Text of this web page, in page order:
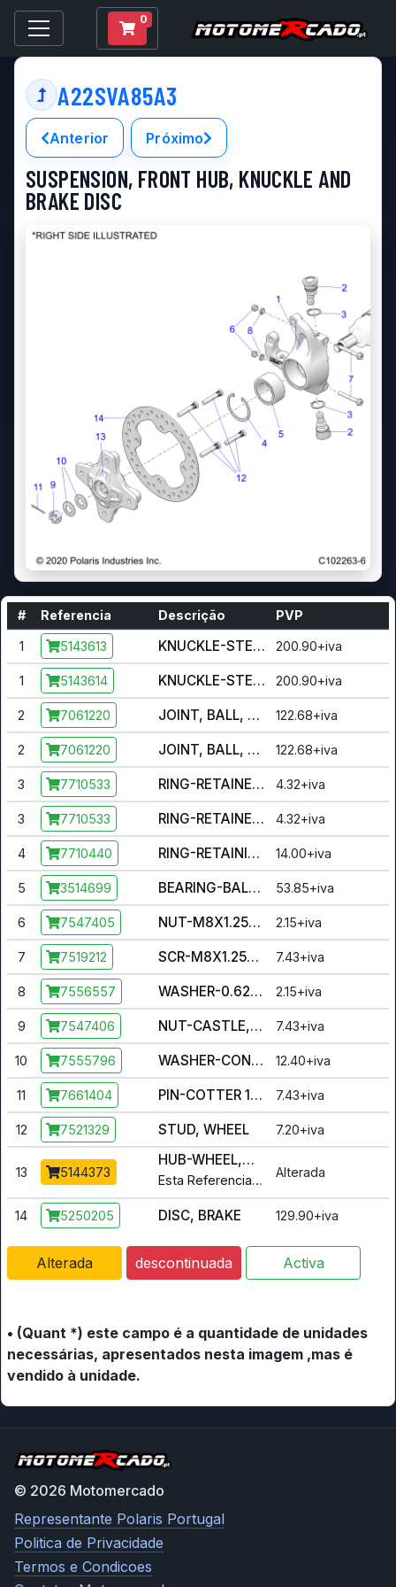
0
A22SVA85A3
Anterior Próximo
SUSPENSION, FRONT HUB, KNUCKLE AND
BRAKE DISC
# Referencia Descrição PVP
1 5143613 KNUCKLE-STEERING,MACH,LH 200.90+iva
1 5143614 KNUCKLE-STEERING,MACH,RH 200.90+iva
2 7061220 JOINT, BALL, LONG STUD 122.68+iva
2 7061220 JOINT, BALL, LONG STUD 122.68+iva
3 7710533 RING-RETAINER,EXTERNAL,1.188 4.32+iva
3 7710533 RING-RETAINER,EXTERNAL,1.188 4.32+iva
4 7710440 RING-RETAINING,2.875,INTERNAL 14.00+iva
5 3514699 BEARING-BALL,SEALED,44X72X33.1 53.85+iva
6 7547405 NUT-M8X1.25C10,HX,NYL,DIN982,Z 2.15+iva
7 7519212 SCR-M8X1.25X65-HX/FL-Y,CL 10.9 7.43+iva
8 7556557 WASHER-0.62X0.330 X .060 FL-Y 2.15+iva
9 7547406 NUT-CASTLE,M18X1.5X13 7.43+iva
10 7555796 WASHER-CONE.755X1.5X.072-.107P 12.40+iva
11 7661404 PIN-COTTER 1/8X1 1/2-Y 7.43+iva
12 7521329 STUD, WHEEL 7.20+iva
13 5144373
HUB-WHEEL,MACH
Alterada
14 5250205 DISC, BRAKE 129.90+iva
Alterada descontinuada Activa
• (Quant *) este campo é a quantidade de unidades
necessárias, apresentados nesta imagem ,mas é
vendido à unidade.
© 2026 Motomercado
Representante Polaris Portugal
Politica de Privacidade
Termos e Condicoes